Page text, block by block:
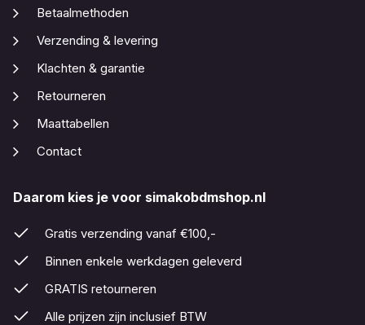
Betaalmethoden
Verzending & levering
Klachten & garantie
Retourneren
Maattabellen
Contact
Daarom kies je voor simakobdmshop.nl
Gratis verzending vanaf €100,-
Binnen enkele werkdagen geleverd
GRATIS retourneren
Alle prijzen zijn inclusief BTW